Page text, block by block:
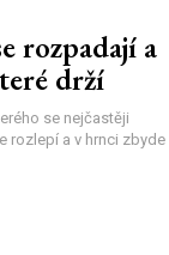
rozpadají a
drží
se nejčastěji
rozlepí a v hrnci zbyde